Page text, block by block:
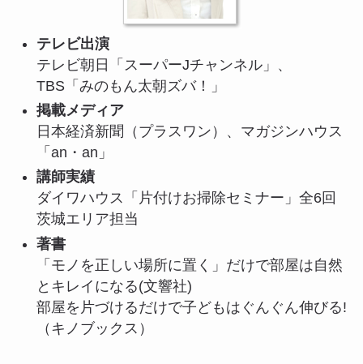
テレビ出演
テレビ朝日「スーパーJチャンネル」、
TBS「みのもん太朝ズバ！」
掲載メディア
日本経済新聞（プラスワン）、マガジンハウス
「an・an」
講師実績
ダイワハウス「片付けお掃除セミナー」全6回
茨城エリア担当
著書
「モノを正しい場所に置く」だけで部屋は自然
とキレイになる(文響社)
部屋を片づけるだけで子どもはぐんぐん伸びる!
（キノブックス）